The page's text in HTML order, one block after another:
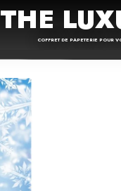
THE
COFFRET DE PAPETERIE POUR